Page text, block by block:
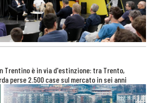
è in via d'estinzione: tra Trento,
perse 2.500 case sul mercato in sei anni